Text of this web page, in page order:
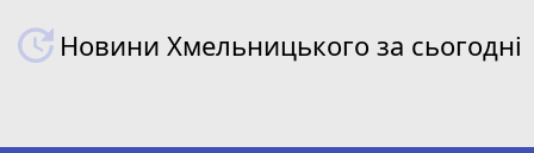
Новини Хмельницького за сьогодні